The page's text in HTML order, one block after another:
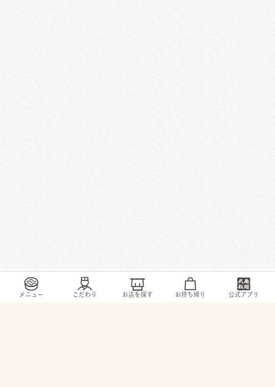
メニュー こだわり お店を探す お持ち帰り 公式アプリ
トップ / お店・ サービス / 前橋市 西片貝町4-13-23